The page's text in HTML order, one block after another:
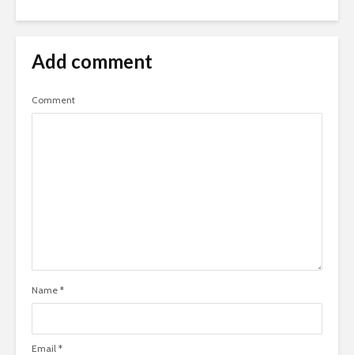
Add comment
Comment
Name *
Email *